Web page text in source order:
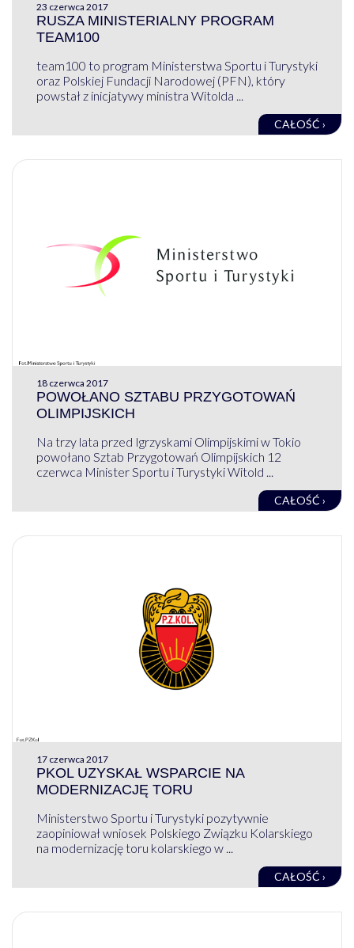
23 czerwca 2017
RUSZA MINISTERIALNY PROGRAM
TEAM100
team100 to program Ministerstwa Sportu i Turystyki
oraz Polskiej Fundacji Narodowej (PFN), który
powstał z inicjatywy ministra Witolda ...
CAŁOŚĆ ›
18 czerwca 2017
POWOŁANO SZTABU PRZYGOTOWAŃ
OLIMPIJSKICH
Na trzy lata przed Igrzyskami Olimpijskimi w Tokio
powołano Sztab Przygotowań Olimpijskich 12
czerwca Minister Sportu i Turystyki Witold ...
CAŁOŚĆ ›
17 czerwca 2017
PKOL UZYSKAŁ WSPARCIE NA
MODERNIZACJĘ TORU
Ministerstwo Sportu i Turystyki pozytywnie
zaopiniował wniosek Polskiego Związku Kolarskiego
na modernizację toru kolarskiego w ...
CAŁOŚĆ ›